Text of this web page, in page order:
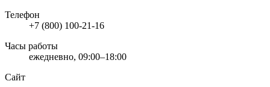
Телефон
+7 (800) 100-21-16
Часы работы
ежедневно, 09:00–18:00
Сайт